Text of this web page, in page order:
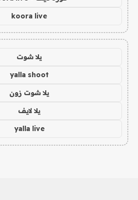
koora live
يلا شوت
yalla shoot
يلا شوت زون
يلا لايف
yalla live